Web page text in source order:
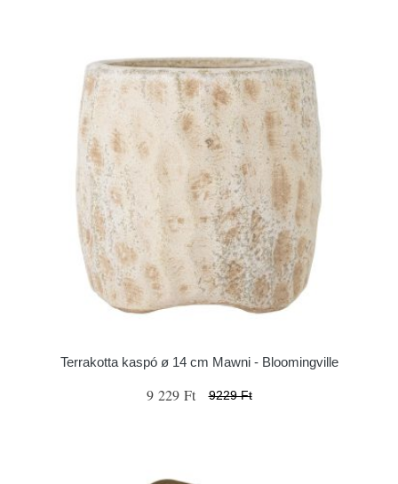
Terrakotta kaspó ø 14 cm Mawni - Bloomingville
9 229 Ft 9229 Ft